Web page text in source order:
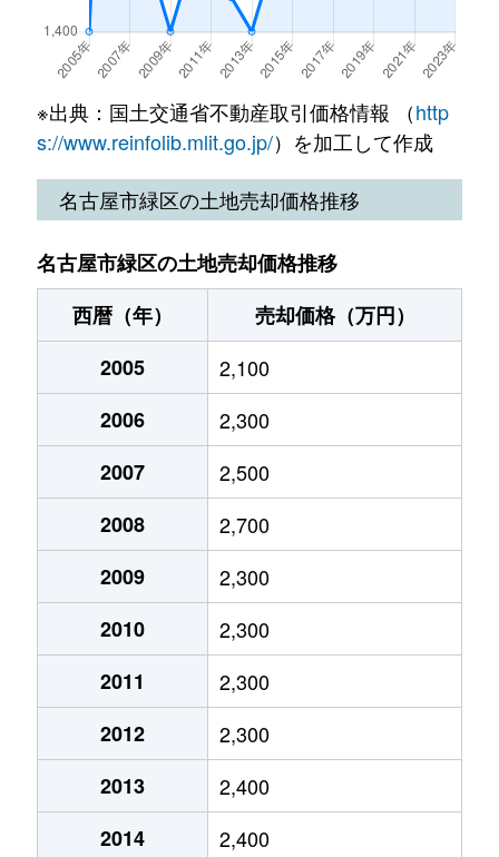
曽根
2,200万円
左京山
曽根
2,900万円
左京山
曽根
2,600万円
鳴海
大将ケ根
2,700万円
中京競馬場前
滝ノ水
5,300万円
滝ノ水
7,200万円
左京山
鶴が沢
6,600万円
3,200万円
6,600万円
3,100万円
3,500万円
2,700万円
3,900万円
5,400万円
鳴子町
3,000万円
大根山 4,800万円
桶狭間北
4,100万円
中京競馬場前
桶狭間神明
5,000万円
有松
桶狭間神明
3,500万円
有松
桶狭間神明
16,000万円
中京競馬場前
桶狭間神明
2,000万円
中京競馬場前
桶狭間巻山
110万円
有松
尾崎山
3,300万円
有松
篭山
4,700万円
神沢
篭山
8,300万円
神沢
篭山
5,000万円
徳重
鎌倉台
3,500万円
中京競馬場前
鎌倉台
4,000万円
中京競馬場前
神沢
3,900万円
神沢
神沢
3,200万円
神沢
※出典：国土交通省不動産取引価格情報 （http
s://www.reinfolib.mlit.go.jp/）を加工して作成
名古屋市緑区の土地売却価格推移
名古屋市緑区の土地売却価格推移
西暦（年）
売却価格（万円）
2005
2,100
2006
2,300
2007
2,500
2008
2,700
2009
2,300
2010
2,300
2011
2,300
2012
2,300
2013
2,400
2014
2,400